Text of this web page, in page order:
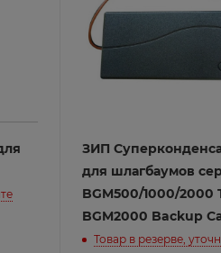
ЗИП
для шлагбаумов
BGM500/1000/2000
BGM2000 Backup
Товар в резерве,